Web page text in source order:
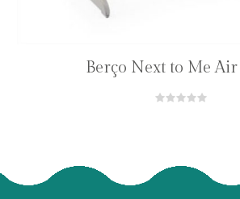
Berço Next to Me